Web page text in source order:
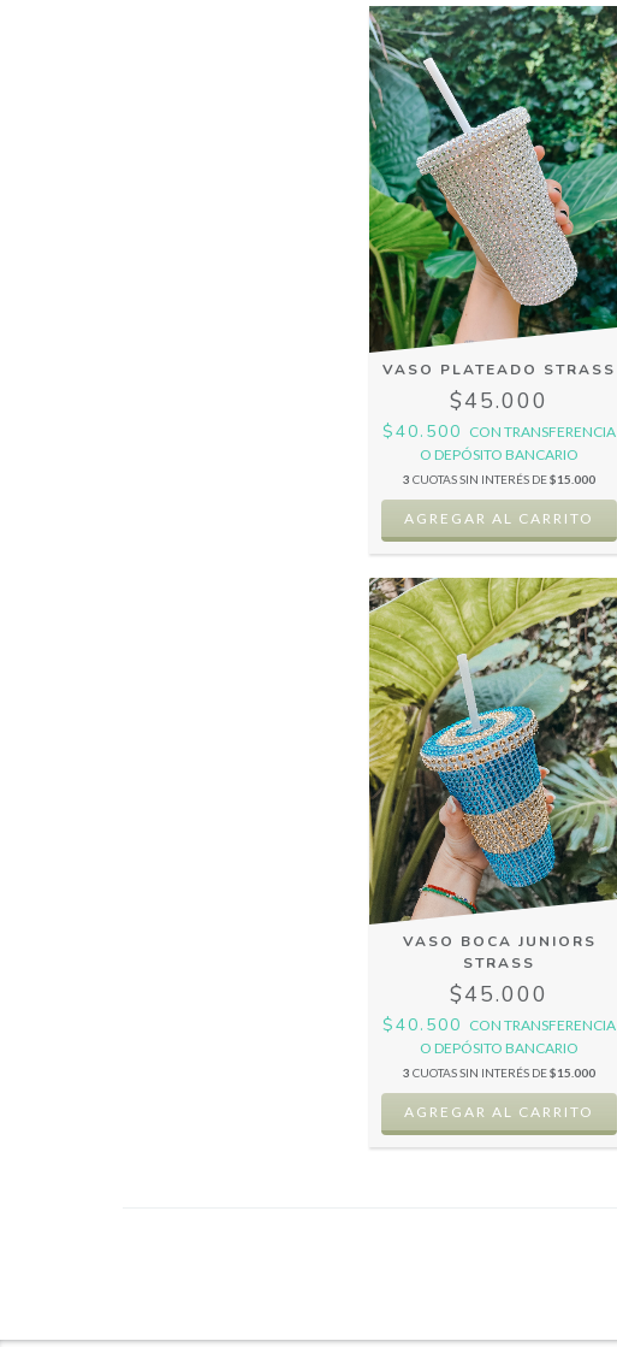
VASO PLATEADO STRASS
$45.000
$40.500 CON TRANSFERENCIA
O DEPÓSITO BANCARIO
3 CUOTAS SIN INTERÉS DE$15.000
VASO BOCA JUNIORS
STRASS
$45.000
$40.500 CON TRANSFERENCIA
O DEPÓSITO BANCARIO
3 CUOTAS SIN INTERÉS DE$15.000